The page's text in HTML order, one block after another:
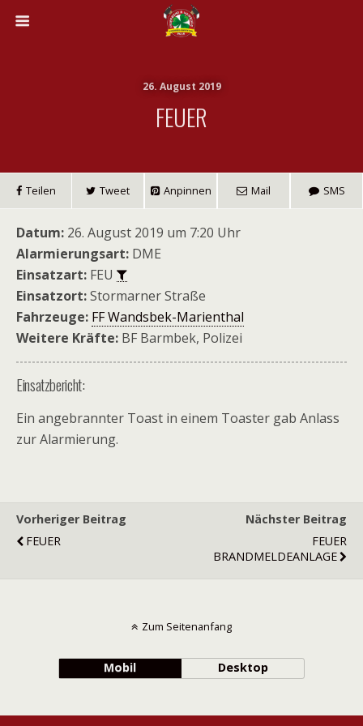
26. August 2019
FEUER
Teilen Tweet Anpinnen Mail SMS
Datum: 26. August 2019 um 7:20 Uhr
Alarmierungsart: DME
Einsatzart: FEU
Einsatzort:Stormarner Straße
Fahrzeuge: FF Wandsbek-Marienthal
Weitere Kräfte: BF Barmbek, Polizei
Einsatzbericht:
Ein angebrannter Toast in einem Toaster gab Anlass
zur Alarmierung.
Vorheriger Beitrag
FEUER
Nächster Beitrag
FEUER
BRANDMELDEANLAGE
Zum Seitenanfang
Mobil Desktop